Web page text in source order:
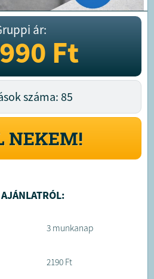
ár:
Ft
száma: 85
NEKEM!
3 munkanap
2190 Ft